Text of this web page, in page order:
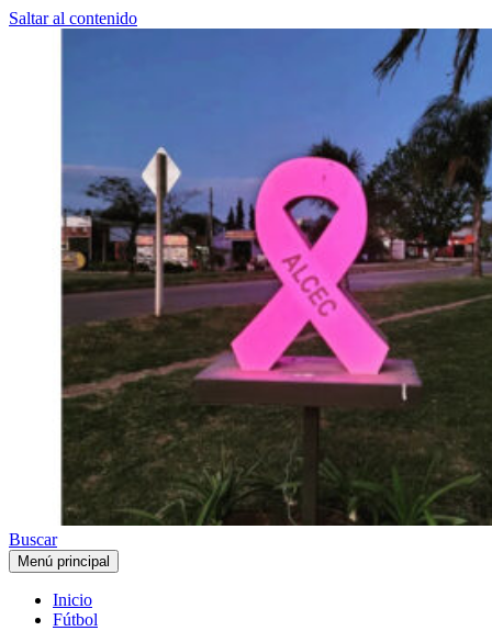
Saltar al contenido
Buscar
Menú principal
Inicio
Fútbol